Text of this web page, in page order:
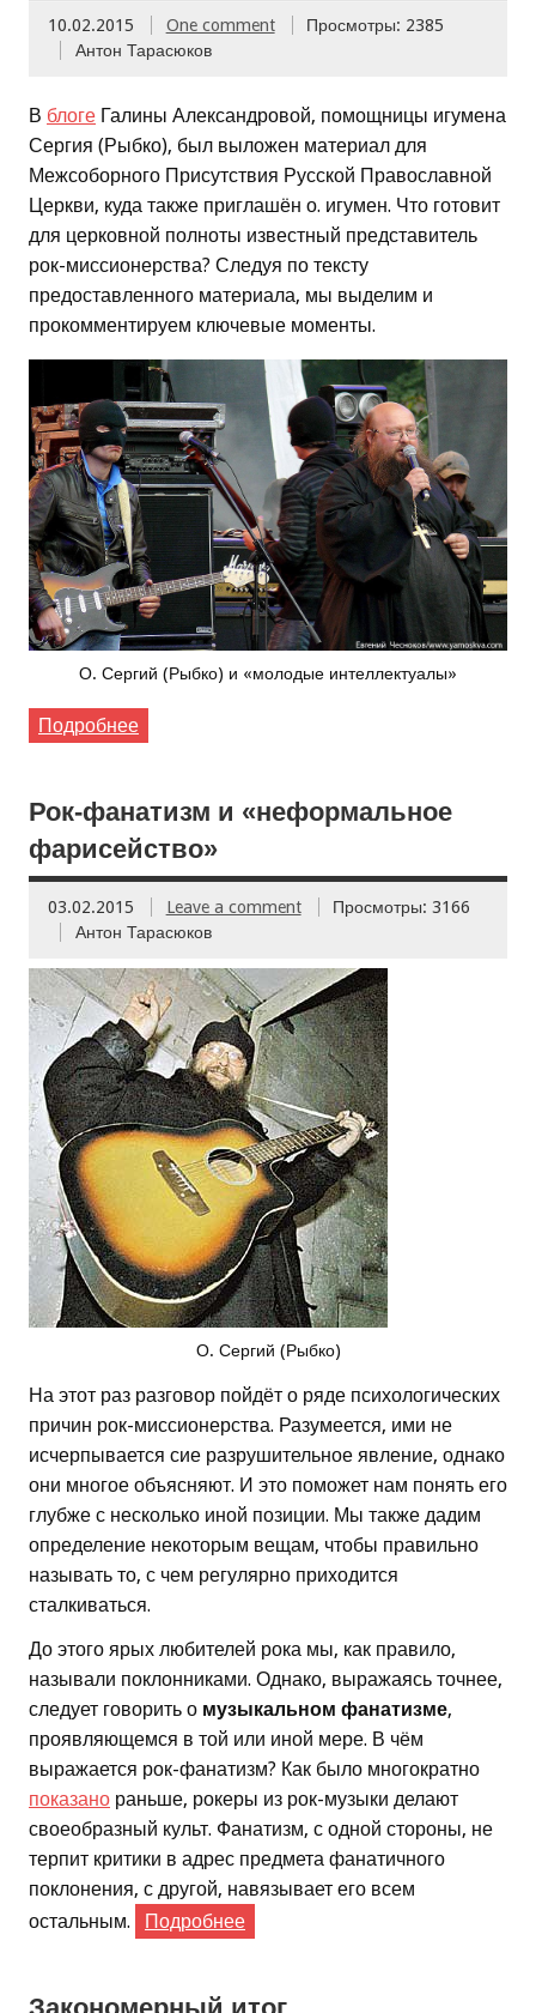
10.02.2015 One comment
Просмотры: 2385
Антон Тарасюков
В блоге Галины Александровой, помощницы игумена
Сергия (Рыбко), был выложен материал для
Межсоборного Присутствия Русской Православной
Церкви, куда также приглашён о. игумен. Что готовит
для церковной полноты известный представитель
рок-миссионерства? Следуя по тексту
предоставленного материала, мы выделим и
прокомментируем ключевые моменты.
О. Сергий (Рыбко) и «молодые интеллектуалы»
Подробнее
Рок-фанатизм и «неформальное
фарисейство»
03.02.2015 Leave a comment
Просмотры: 3166
Антон Тарасюков
О. Сергий (Рыбко)
На этот раз разговор пойдёт о ряде психологических
причин рок-миссионерства. Разумеется, ими не
исчерпывается сие разрушительное явление, однако
они многое объясняют. И это поможет нам понять его
глубже с несколько иной позиции. Мы также дадим
определение некоторым вещам, чтобы правильно
называть то, с чем регулярно приходится
сталкиваться.
До этого ярых любителей рока мы, как правило,
называли поклонниками. Однако, выражаясь точнее,
следует говорить о музыкальном фанатизме,
проявляющемся в той или иной мере. В чём
выражается рок-фанатизм? Как было многократно
показано раньше, рокеры из рок-музыки делают
своеобразный культ. Фанатизм, с одной стороны, не
терпит критики в адрес предмета фанатичного
поклонения, с другой, навязывает его всем
остальным.
Подробнее